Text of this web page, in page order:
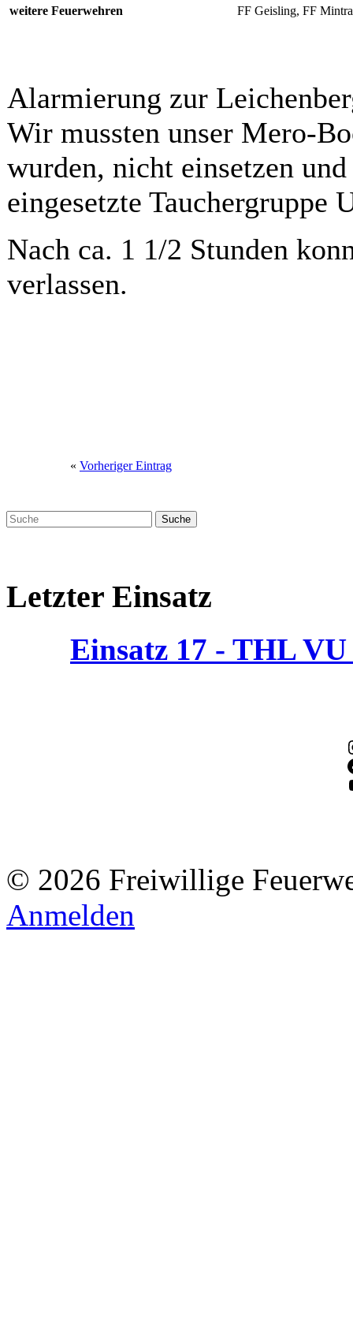
weitere Feuerwehren FF Geisling, FF
Alarmierung zur
Wir mussten unser Mero-
wurden, nicht einsetzen
eingesetzte Tauchergruppe
Nach ca. 1 1/2 Stunden
verlassen.
« Vorheriger Eintrag
Letzter Einsatz
Einsatz 17 - THL
© 2026 Freiwillige
Anmelden